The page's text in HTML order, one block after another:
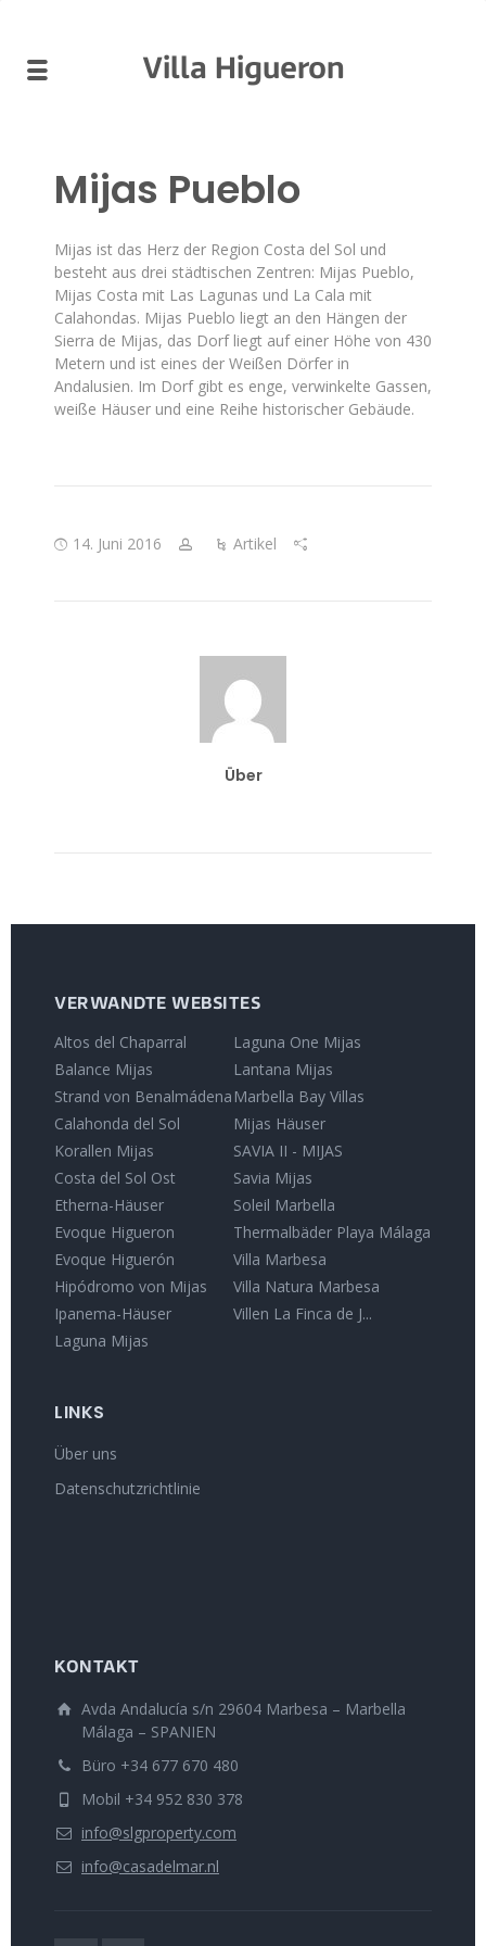
Villa Higueron
Mijas Pueblo
Mijas ist das Herz der Region Costa del Sol und
besteht aus drei städtischen Zentren: Mijas Pueblo,
Mijas Costa mit Las Lagunas und La Cala mit
Calahondas. Mijas Pueblo liegt an den Hängen der
Sierra de Mijas, das Dorf liegt auf einer Höhe von 430
Metern und ist eines der Weißen Dörfer in
Andalusien. Im Dorf gibt es enge, verwinkelte Gassen,
weiße Häuser und eine Reihe historischer Gebäude.
14. Juni 2016 Artikel
Über
VERWANDTE WEBSITES
Altos del Chaparral
Balance Mijas
Strand von Benalmádena
Calahonda del Sol
Korallen Mijas
Costa del Sol Ost
Etherna-Häuser
Evoque Higueron
Evoque Higuerón
Hipódromo von Mijas
Ipanema-Häuser
Laguna Mijas
Laguna One Mijas
Lantana Mijas
Marbella Bay Villas
Mijas Häuser
SAVIA II - MIJAS
Savia Mijas
Soleil Marbella
Thermalbäder Playa Málaga
Villa Marbesa
Villa Natura Marbesa
Villen La Finca de J...
LINKS
Über uns
Datenschutzrichtlinie
KONTAKT
Avda Andalucía s/n 29604 Marbesa – Marbella
Málaga – SPANIEN
Büro +34 677 670 480
Mobil +34 952 830 378
info@slgproperty.com
info@casadelmar.nl